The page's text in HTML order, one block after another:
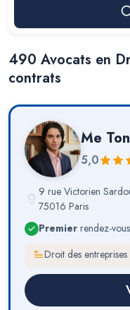
490 Avocats en
contrats
Me
5,0
9 rue Victorien
75016 Paris
Premier rendez-
Droit des